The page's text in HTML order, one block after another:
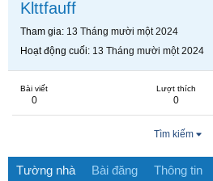
Klttfauff
Tham gia 13 Tháng mười một 2024
Hoạt động cuối 13 Tháng mười một 2024
Bài viết
0
Lượt thích
0
Tìm kiếm
Tường nhà Bài đăng Thông tin